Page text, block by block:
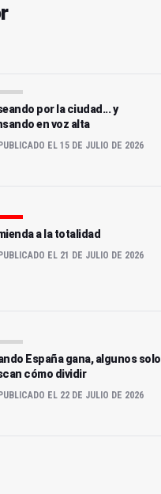
por la ciudad... y
en voz alta
PUBLICADO EL 15 DE JULIO DE 2026
a la totalidad
PUBLICADO EL 21 DE JULIO DE 2026
España gana, algunos solo
cómo dividir
PUBLICADO EL 22 DE JULIO DE 2026